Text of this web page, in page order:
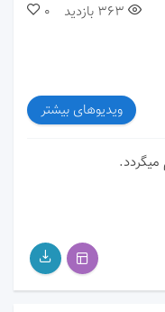
0 363 بازدید
ویدیوهای بیشتر